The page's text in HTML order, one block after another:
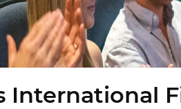
International